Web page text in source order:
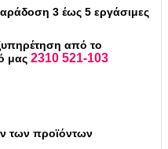
3 έως 5 εργάσιμες
από το
μας 2310 521-103
των προϊόντων